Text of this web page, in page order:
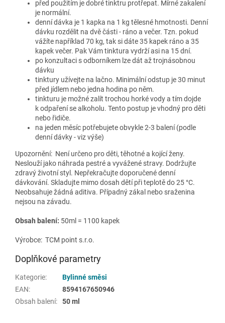
před použitím je dobré tinktru protřepat. Mírné zakalení
je normální.
denní dávka je 1 kapka na 1 kg tělesné hmotnosti. Denní
dávku rozdělit na dvě části - ráno a večer. Tzn. pokud
vážíte například 70 kg, tak si dáte 35 kapek ráno a 35
kapek večer. Pak Vám tinktura vydrží asi na 15 dní.
po konzultaci s odborníkem lze dát až trojnásobnou
dávku
tinktury užívejte na lačno. Minimální odstup je 30 minut
před jídlem nebo jedna hodina po něm.
tinkturu je možné zalít trochou horké vody a tím dojde
k odpaření se alkoholu. Tento postup je vhodný pro děti
nebo řidiče.
na jeden měsíc potřebujete obvykle 2-3 balení (podle
denní dávky - viz výše)
Upozornění: Není určeno pro děti, těhotné a kojící ženy.
Neslouží jako náhrada pestré a vyvážené stravy. Dodržujte
zdravý životní styl. Nepřekračujte doporučené denní
dávkování. Skladujte mimo dosah dětí při teplotě do 25 °C.
Neobsahuje žádná aditiva. Případný zákal nebo sraženina
nejsou na závadu.
Obsah balení: 50ml = 1100 kapek
Výrobce: TCM point s.r.o.
Doplňkové parametry
Kategorie:
Bylinné směsi
EAN:
8594167650946
Obsah balení: 50 ml